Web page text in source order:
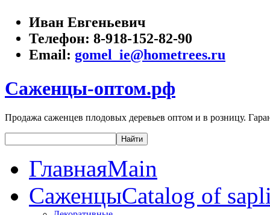
Иван Евгеньевич
Телефон: 8-918-152-82-90
Email: gomel_ie@hometrees.ru
Саженцы-оптом.рф
Продажа саженцев плодовых деревьев оптом и в розницу.
ГлавнаяMain
СаженцыCatalog of